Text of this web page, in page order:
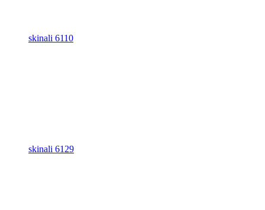
skinali 6110
skinali 6129